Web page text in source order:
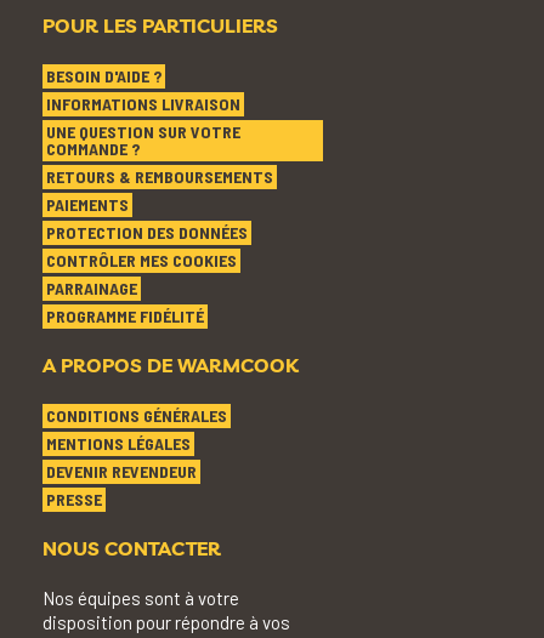
POUR LES PARTICULIERS
BESOIN D'AIDE ?
INFORMATIONS LIVRAISON
UNE QUESTION SUR VOTRE
COMMANDE ?
RETOURS & REMBOURSEMENTS
PAIEMENTS
PROTECTION DES DONNÉES
CONTRÔLER MES COOKIES
PARRAINAGE
PROGRAMME FIDÉLITÉ
A PROPOS DE WARMCOOK
CONDITIONS GÉNÉRALES
MENTIONS LÉGALES
DEVENIR REVENDEUR
PRESSE
NOUS CONTACTER
Nos équipes sont à votre
disposition pour répondre à vos